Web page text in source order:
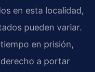
en esta localidad,
pueden variar.
en prisión,
a portar